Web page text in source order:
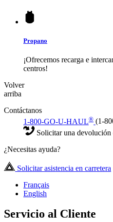
Propano
¡Ofrecemos recarga e
centros!
Volver
arriba
Contáctanos
1-800-GO-U-HAUL® (1-
Solicitar una devolución
¿Necesitas ayuda?
Solicitar asistencia en carretera
Français
English
Servicio al Cliente